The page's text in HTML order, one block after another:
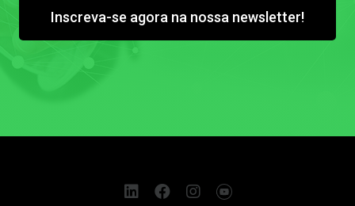
Inscreva-se agora na nossa newsletter!